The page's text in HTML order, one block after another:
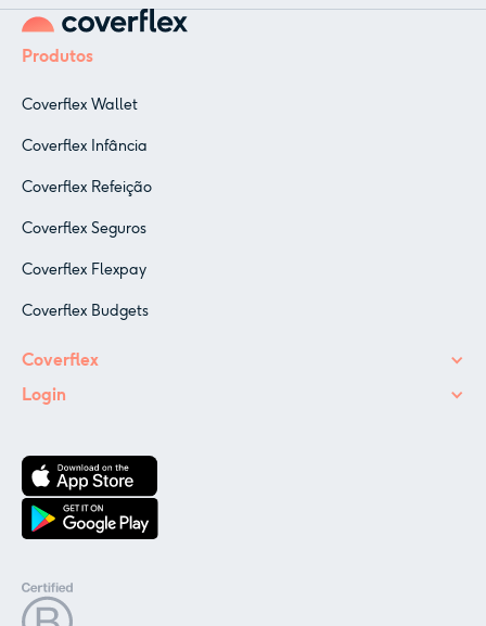
Produtos
Coverflex Wallet
Coverflex Infância
Coverflex Refeição
Coverflex Seguros
Coverflex Flexpay
Coverflex Budgets
Coverflex
Login